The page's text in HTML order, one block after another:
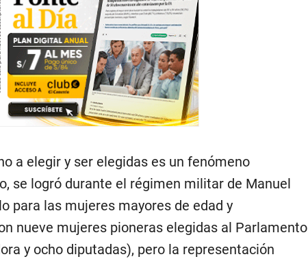
a elegir y ser elegidas es un fenómeno
se logró durante el régimen militar de Manuel
para las mujeres mayores de edad y
nueve mujeres pioneras elegidas al Parlamento
y ocho diputadas), pero la representación